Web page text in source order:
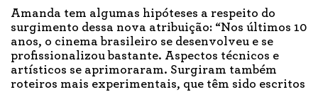
Amanda tem algumas hipóteses a respeito do
surgimento dessa nova atribuição: “Nos últimos 10
anos, o cinema brasileiro se desenvolveu e se
profissionalizou bastante. Aspectos técnicos e
artísticos se aprimoraram. Surgiram também
roteiros mais experimentais, que têm sido escritos